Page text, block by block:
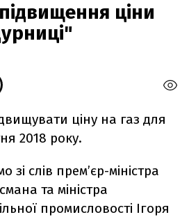
ціни
ціну на газ для
2018 року.
зі слів прем’єр-міністра
та міністра
промисловості Ігоря